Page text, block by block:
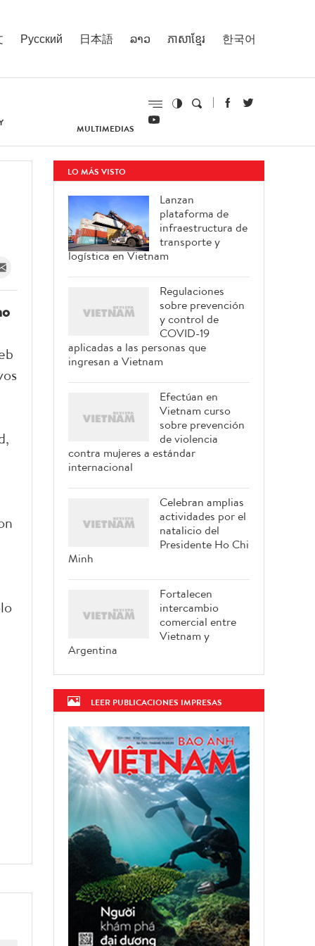
Русский 日本語 ລາວ ភាសាខ្មែរ 한국어
MULTIMEDIAS
LO MÁS VISTO
Lanzan
plataforma de
infraestructura de
transporte y
logística en Vietnam
Regulaciones
sobre prevención
y control de
COVID-19
aplicadas a las personas que
ingresan a Vietnam
Efectúan en
Vietnam curso
sobre prevención
de violencia
contra mujeres a estándar
internacional
Celebran amplias
actividades por el
natalicio del
Presidente Ho Chi
Minh
Fortalecen
intercambio
comercial entre
Vietnam y
Argentina
LEER PUBLICACIONES IMPRESAS